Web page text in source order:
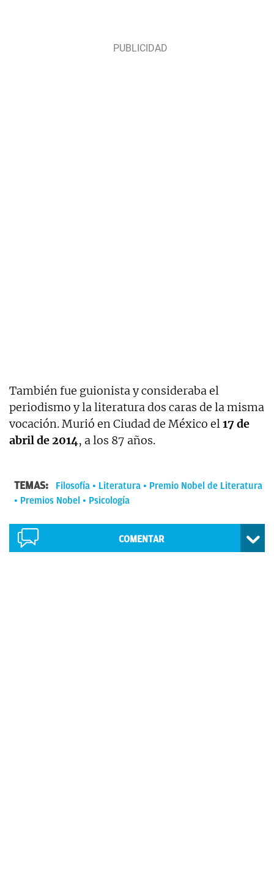
También fue guionista y consideraba el
periodismo y la literatura dos caras de la misma
vocación. Murió en Ciudad de México el17 de
abril de 2014, a los 87 años.
TEMAS: Filosofía Literatura
Premio Nobel de Literatura
Premios Nobel
Psicología
COMENTAR